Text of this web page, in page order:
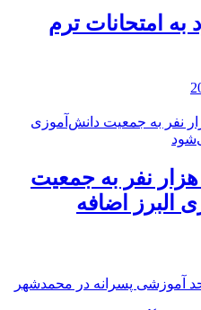
به امتحانات ترم
️سالانه ۱۲ هزار نفر به جمعیت
البرز اضافه